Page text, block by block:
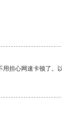
心网速卡顿了